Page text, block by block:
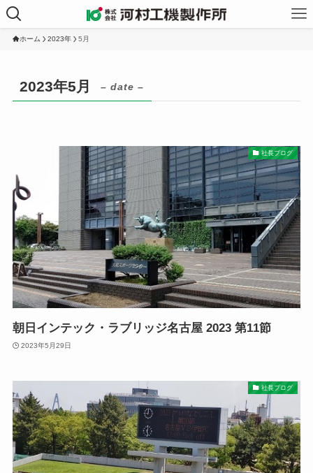
ホーム 2023年 5月
2023年5月 – date –
社長ブログ
朝日インテック・ラブリッジ名古屋 2023 第11節
2023年5月29日
社長ブログ